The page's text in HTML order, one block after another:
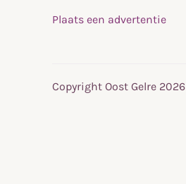
Plaats een advertentie
Copyright Oost Gelre 2026